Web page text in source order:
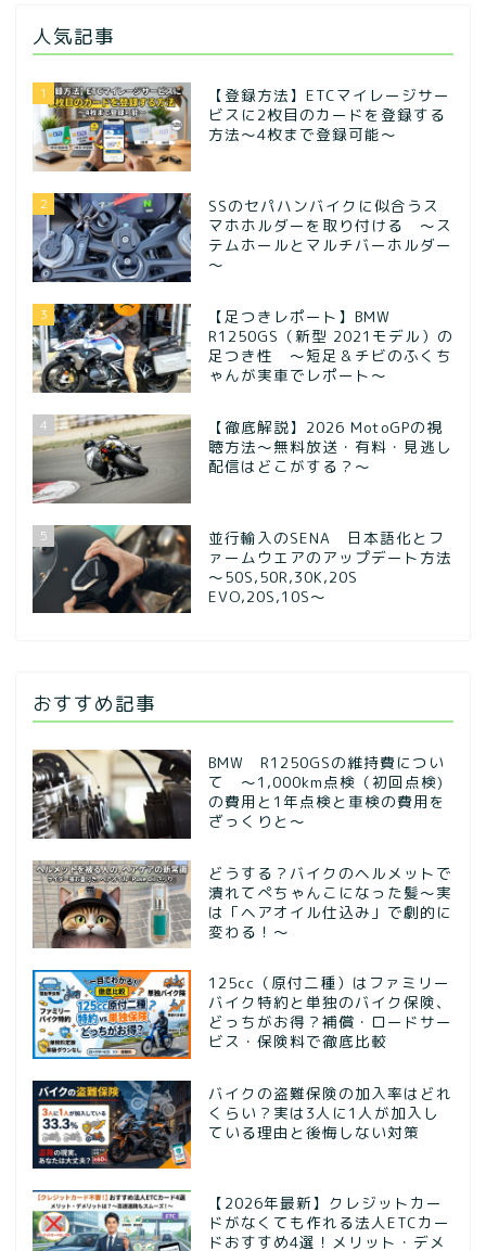
人気記事
1
【登録方法】ETCマイレージサー
ビスに2枚目のカードを登録する
方法〜4枚まで登録可能〜
2
SSのセパハンバイクに似合うス
マホホルダーを取り付ける ～ス
テムホールとマルチバーホルダー
～
3
【足つきレポート】BMW
R1250GS（新型 2021モデル）の
足つき性 ～短足＆チビのふくち
ゃんが実車でレポート～
4
【徹底解説】2026 MotoGPの視
聴方法～無料放送・有料・見逃し
配信はどこがする？～
5
並行輸入のSENA 日本語化とフ
ァームウエアのアップデート方法
～50S,50R,30K,20S
EVO,20S,10S～
おすすめ記事
BMW R1250GSの維持費につい
て ～1,000km点検（初回点検)
の費用と1年点検と車検の費用を
ざっくりと～
どうする？バイクのヘルメットで
潰れてぺちゃんこになった髪〜実
は「ヘアオイル仕込み」で劇的に
変わる！〜
125cc（原付二種）はファミリー
バイク特約と単独のバイク保険、
どっちがお得？補償・ロードサー
ビス・保険料で徹底比較
バイクの盗難保険の加入率はどれ
くらい？実は3人に1人が加入し
ている理由と後悔しない対策
【2026年最新】クレジットカー
ドがなくても作れる法人ETCカー
ドおすすめ4選！メリット・デメ